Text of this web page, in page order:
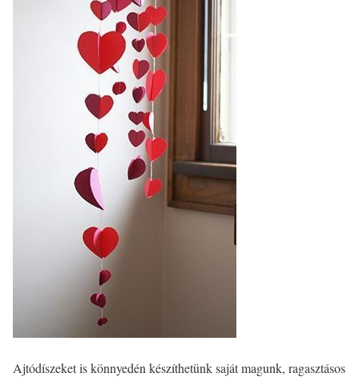
Ajtódíszeket is könnyedén készíthetünk saját magunk, ragasztásos